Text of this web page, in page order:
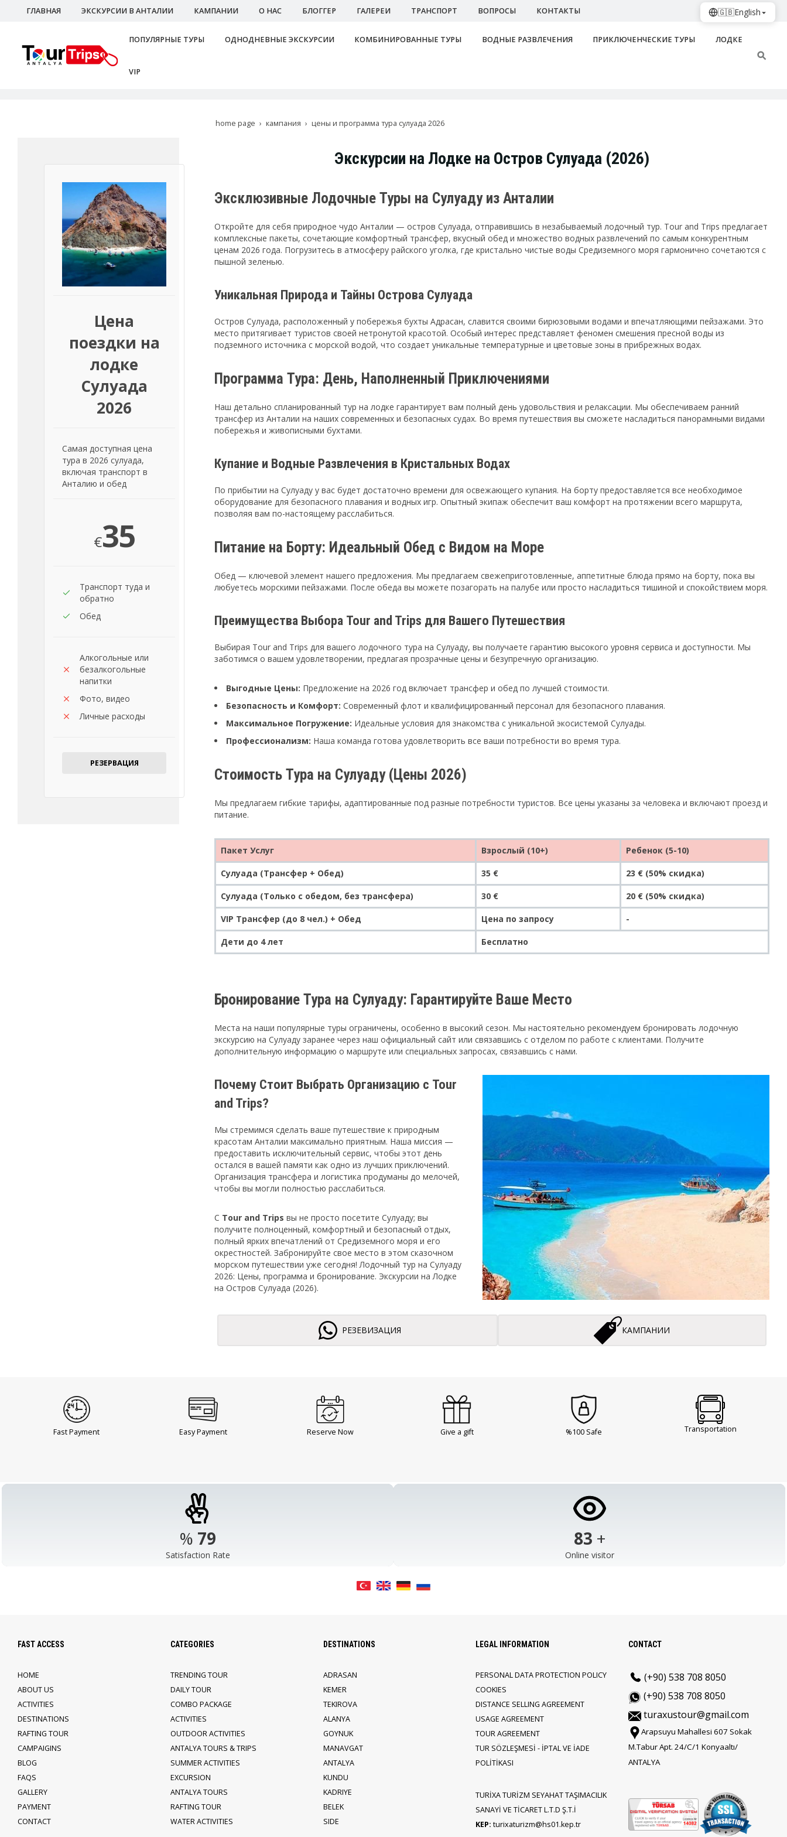
ГЛАВНАЯ ЭКСКУРСИИ В АНТАЛИИ КАМПАНИИ О НАС БЛОГГЕР ГАЛЕРЕИ ТРАНСПОРТ ВОПРОСЫ КОНТАКТЫ
ПОПУЛЯРНЫЕ ТУРЫ ОДНОДНЕВНЫЕ ЭКСКУРСИИ КОМБИНИРОВАННЫЕ ТУРЫ ВОДНЫЕ РАЗВЛЕЧЕНИЯ ПРИКЛЮЧЕНЧЕСКИЕ ТУРЫ ЛОДКЕ
VIP
home page кампания цены и программа тура сулуада 2026
Экскурсии на Лодке на Остров Сулуада (2026)
Эксклюзивные Лодочные Туры на Сулуаду из Анталии
Откройте для себя природное чудо Анталии — остров Сулуада, отправившись в незабываемый лодочный тур. Tour and Trips предлагает
комплексные пакеты, сочетающие комфортный трансфер, вкусный обед и множество водных развлечений по самым конкурентным
ценам 2026 года. Погрузитесь в атмосферу райского уголка, где кристально чистые воды Средиземного моря гармонично сочетаются с
пышной зеленью.
Уникальная Природа и Тайны Острова Сулуада
Остров Сулуада, расположенный у побережья бухты Адрасан, славится своими бирюзовыми водами и впечатляющими пейзажами. Это
место притягивает туристов своей нетронутой красотой. Особый интерес представляет феномен смешения пресной воды из
подземного источника с морской водой, что создает уникальные температурные и цветовые зоны в прибрежных водах.
Программа Тура: День, Наполненный Приключениями
Наш детально спланированный тур на лодке гарантирует вам полный день удовольствия и релаксации. Мы обеспечиваем ранний
трансфер из Анталии на наших современных и безопасных судах. Во время путешествия вы сможете насладиться панорамными видами
побережья и живописными бухтами.
Купание и Водные Развлечения в Кристальных Водах
По прибытии на Сулуаду у вас будет достаточно времени для освежающего купания. На борту предоставляется все необходимое
оборудование для безопасного плавания и водных игр. Опытный экипаж обеспечит ваш комфорт на протяжении всего маршрута,
позволяя вам по-настоящему расслабиться.
Питание на Борту: Идеальный Обед с Видом на Море
Обед — ключевой элемент нашего предложения. Мы предлагаем свежеприготовленные, аппетитные блюда прямо на борту, пока вы
любуетесь морскими пейзажами. После обеда вы можете позагорать на палубе или просто насладиться тишиной и спокойствием моря.
Преимущества Выбора Tour and Trips для Вашего Путешествия
Выбирая Tour and Trips для вашего лодочного тура на Сулуаду, вы получаете гарантию высокого уровня сервиса и доступности. Мы
заботимся о вашем удовлетворении, предлагая прозрачные цены и безупречную организацию.
Выгодные Цены: Предложение на 2026 год включает трансфер и обед по лучшей стоимости.
Безопасность и Комфорт: Современный флот и квалифицированный персонал для безопасного плавания.
Максимальное Погружение: Идеальные условия для знакомства с уникальной экосистемой Сулуады.
Профессионализм: Наша команда готова удовлетворить все ваши потребности во время тура.
Стоимость Тура на Сулуаду (Цены 2026)
Мы предлагаем гибкие тарифы, адаптированные под разные потребности туристов. Все цены указаны за человека и включают проезд и
питание.
Пакет Услуг Взрослый (10+) Ребенок (5-10)
Сулуада (Трансфер + Обед) 35 € 23 € (50% скидка)
Сулуада (Только с обедом, без трансфера) 30 € 20 € (50% скидка)
VIP Трансфер (до 8 чел.) + Обед Цена по запросу -
Дети до 4 лет Бесплатно
Бронирование Тура на Сулуаду: Гарантируйте Ваше Место
Места на наши популярные туры ограничены, особенно в высокий сезон. Мы настоятельно рекомендуем бронировать лодочную
экскурсию на Сулуаду заранее через наш официальный сайт или связавшись с отделом по работе с клиентами. Получите
дополнительную информацию о маршруте или специальных запросах, связавшись с нами.
Почему Стоит Выбрать Организацию с Tour
and Trips?
Мы стремимся сделать ваше путешествие к природным
красотам Анталии максимально приятным. Наша миссия —
предоставить исключительный сервис, чтобы этот день
остался в вашей памяти как одно из лучших приключений.
Организация трансфера и логистика продуманы до мелочей,
чтобы вы могли полностью расслабиться.
С Tour and Trips вы не просто посетите Сулуаду; вы
получите полноценный, комфортный и безопасный отдых,
полный ярких впечатлений от Средиземного моря и его
окрестностей. Забронируйте свое место в этом сказочном
морском путешествии уже сегодня! Лодочный тур на Сулуаду
2026: Цены, программа и бронирование. Экскурсии на Лодке
на Остров Сулуада (2026).
РЕЗЕВИЗАЦИЯ КАМПАНИИ
Цена
поездки на
лодке
Сулуада
2026
Самая доступная цена
тура в 2026 сулуада,
включая транспорт в
Анталию и обед
€35
Транспорт туда и
обратно
Обед
Алкогольные или
безалкогольные
напитки
Фото, видео
Личные расходы
РЕЗЕРВАЦИЯ
Fast Payment Easy Payment Reserve Now Give a gift %100 Safe Transportation
% 98
Satisfaction Rate
103 +
Online visitor
🇬🇧English
FAST ACCESS
HOME
ABOUT US
ACTIVITIES
DESTINATIONS
RAFTING TOUR
CAMPAIGINS
BLOG
FAQS
GALLERY
PAYMENT
CONTACT
CATEGORIES
TRENDING TOUR
DAILY TOUR
COMBO PACKAGE
ACTIVITIES
OUTDOOR ACTIVITIES
ANTALYA TOURS & TRIPS
SUMMER ACTIVITIES
EXCURSION
ANTALYA TOURS
RAFTING TOUR
WATER ACTIVITIES
DESTINATIONS
ADRASAN
KEMER
TEKIROVA
ALANYA
GOYNUK
MANAVGAT
ANTALYA
KUNDU
KADRIYE
BELEK
SIDE
LEGAL INFORMATION
PERSONAL DATA PROTECTION POLICY
COOKIES
DISTANCE SELLING AGREEMENT
USAGE AGREEMENT
TOUR AGREEMENT
TUR SÖZLEŞMESİ - İPTAL VE İADE
POLİTİKASI
TURİXA TURİZM SEYAHAT TAŞIMACILIK
SANAYİ VE TİCARET L.T.D Ş.T.İ
KEP: turixaturizm@hs01.kep.tr
CONTACT
(+90) 538 708 8050
(+90) 538 708 8050
turaxustour@gmail.com
Arapsuyu Mahallesi 607 Sokak
M.Tabur Apt. 24/C/1 Konyaaltı/
ANTALYA